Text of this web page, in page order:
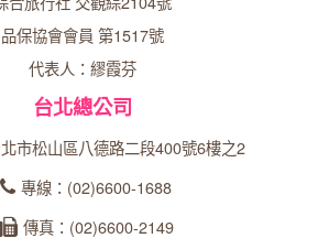
品保協會會員 第1517號
代表人：繆霞芬
台北總公司
市松山區八德路二段400號6樓之2
專線：(02)6600-1688
傳真：(02)6600-2149